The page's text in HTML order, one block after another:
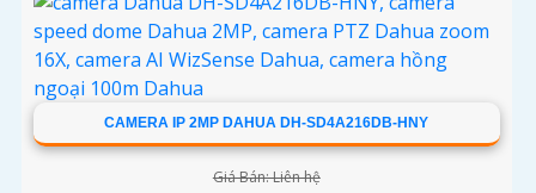
CAMERA IP 2MP DAHUA DH-SD4A216DB-HNY
Giá Bán: Liên hệ